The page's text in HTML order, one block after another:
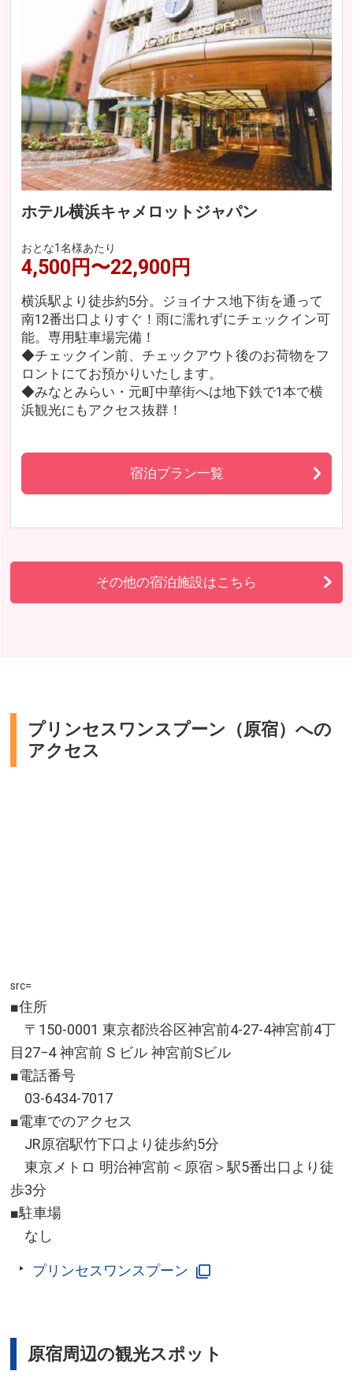
ホテル横浜キャメロットジャパン
おとな1名様あたり
4,500円〜22,900円
横浜駅より徒歩約5分。ジョイナス地下街を通って
南12番出口よりすぐ！雨に濡れずにチェックイン可
能。専用駐車場完備！
◆チェックイン前、チェックアウト後のお荷物をフ
ロントにてお預かりいたします。
◆みなとみらい・元町中華街へは地下鉄で1本で横
浜観光にもアクセス抜群！
宿泊プラン一覧
その他の宿泊施設はこちら
プリンセスワンスプーン（原宿）への
アクセス
src=
■住所
〒150-0001 東京都渋谷区神宮前4-27-4神宮前4丁
目27−4 神宮前 S ビル 神宮前Sビル
■電話番号
03-6434-7017
■電車でのアクセス
JR原宿駅竹下口より徒歩約5分
東京メトロ 明治神宮前＜原宿＞駅5番出口より徒
歩3分
■駐車場
なし
プリンセスワンスプーン
原宿周辺の観光スポット